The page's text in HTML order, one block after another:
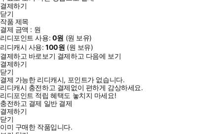
결제하기
닫기
작품 제목
결제 금액 : 원
리디포인트 사용: 0원 (원 보유)
리디캐시 사용:100원 (원 보유)
결제하고 바로보기 결제하고 다음에 보기
결제하기
닫기
결제 가능한 리디캐시, 포인트가 없습니다.
리디캐시 충전하고 결제없이 편하게 감상하세요.
리디포인트 적립 혜택도 놓치지 마세요!
충전하고 결제 일반 결제
결제하기
닫기
이미 구매한 작품입니다.